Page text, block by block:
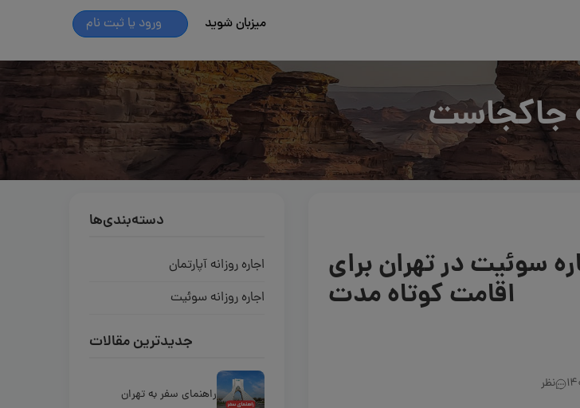
میزبان شوید ورود یا ثبت نام
جاکجاست
سوئیت در تهران برای
اقامت کوتاه مدت
نظر
دسته‌بندی‌ها
اجاره روزانه آپارتمان
اجاره روزانه سوئیت
جدیدترین مقالات
راهنمای سفر به تهران